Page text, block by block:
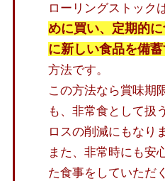
ローリングストック
めに買い、定期的
に新しい食品を備蓄
方法です。
この方法なら賞味期
も、非常食として扱
ロスの削減にもなり
また、非常時にも安
た食事をしていただ